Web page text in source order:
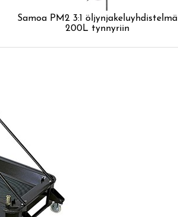
Samoa PM2 3:1 öljynjakeluyhdistelmä
200L tynnyriin